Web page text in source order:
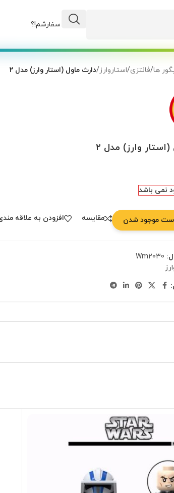
وضعیت سفارشم!؟
ها/فانتزی/استاروارز/دارث ماول (استار وارز) مدل ۲
وارز) مدل ۲
نمی باشد
موجود شدن مقایسه افزودن به علاقه
Wm2030